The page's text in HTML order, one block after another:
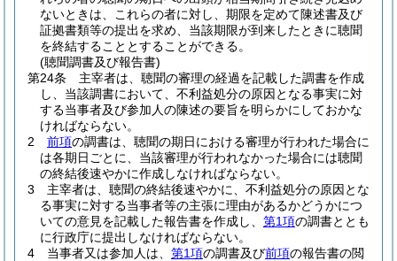
ないときは、これらの者に対し、期限を定めて陳述書及び
証拠書類等の提出を求め、当該期限が到来したときに聴聞
を終結することとすることができる。
(聴聞調書及び報告書)
第24条
主宰者は、聴聞の審理の経過を記載した調書を作成
し、当該調書において、不利益処分の原因となる事実に対
する当事者及び参加人の陳述の要旨を明らかにしておかな
ければならない。
2
前項の調書は、聴聞の期日における審理が行われた場合に
は各期日ごとに、当該審理が行われなかった場合には聴聞
の終結後速やかに作成しなければならない。
3
主宰者は、聴聞の終結後速やかに、不利益処分の原因とな
る事実に対する当事者等の主張に理由があるかどうかにつ
いての意見を記載した報告書を作成し、 第1項の調書ととも
に行政庁に提出しなければならない。
4
当事者又は参加人は、 第1項の調書及び前項の報告書の閲